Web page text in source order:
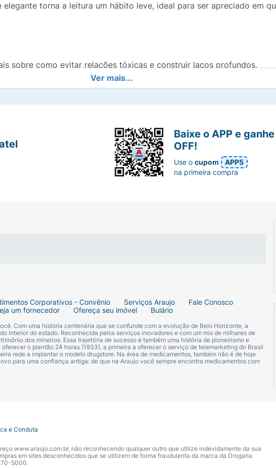
torna a leitura um hábito leve, ideal para ser apreciado em
sobre como evitar relações tóxicas e construir laços profundos.
da Inteligência Multifocal no campo dos afetos.
pessoal ou como um presente significativo para quem você ama.
linguagem acessível e acolhedora.
Aplicada.
Ver mais...
Corporativos - Convênio Serviços Araujo
Fale Conosco
um fornecedor Ofereça seu imóvel Bulário
Com uma história centenária que se confunde com a evolução de Belo Horizonte, a
interior do estado. Reconhecida pelos serviços inovadores e com um mix de milhares de
dos mineiros. Essa trajetória de sucesso é também uma história de pioneirismo e
o plantão 24 horas (1933), a primeira a oferecer o serviço de telemarketing do Brasil
rede a implantar o modelo drugstore. Na área de medicamentos, também não é de hoje
para uma confiança antiga: de que na Araujo você sempre encontra medicamentos com
Baixe o APP e
OFF!
Use ocupom
APP5
na primeira compra
e Conduta
www.araujo.com.br, não reconhecendo qualquer outro que utilize indevidamente da sua
em sites desconhecidos que se utilizem de forma fraudulenta da marca da Drogaria
5000.